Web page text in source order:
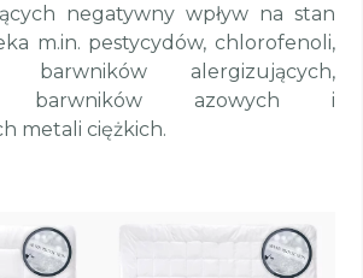
negatywny wpływ na stan
m.in. pestycydów, chlorofenoli,
barwników alergizujących,
barwników azowych i
metali ciężkich.